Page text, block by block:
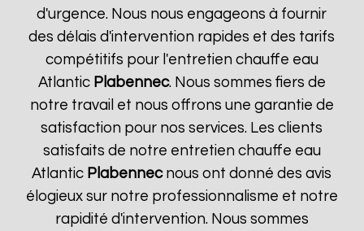
d'urgence. Nous nous engageons à fournir
des délais d'intervention rapides et des tarifs
compétitifs pour l'entretien chauffe eau
Atlantic Plabennec. Nous sommes fiers de
notre travail et nous offrons une garantie de
satisfaction pour nos services. Les clients
satisfaits de notre entretien chauffe eau
Atlantic Plabennecnous ont donné des avis
élogieux sur notre professionnalisme et notre
rapidité d'intervention. Nous sommes